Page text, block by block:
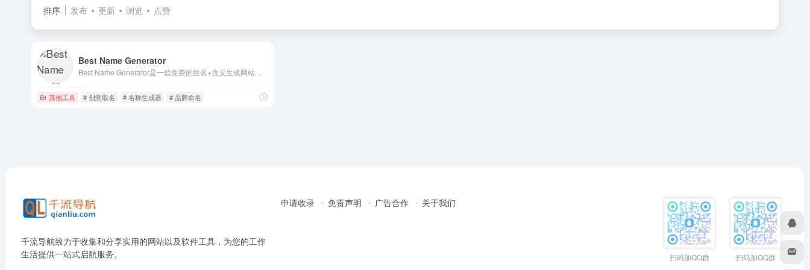
排序 发布 更新 浏览 点赞
Best Name Generator
其他工具 # 创意取名 # 名称生成器 # 品牌命名
千流导航致力于收集和分享实用的网站以及软件工具，为您的工作
生活提供一站式启航服务。
申请收录 免责声明 广告合作 关于我们
扫码加QQ群 扫码加QQ群